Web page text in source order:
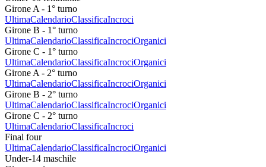
Girone A - 1° turno
UltimaCalendarioClassificaIncroci
Girone B - 1° turno
UltimaCalendarioClassificaIncrociOrganici
Girone C - 1° turno
UltimaCalendarioClassificaIncrociOrganici
Girone A - 2° turno
UltimaCalendarioClassificaIncrociOrganici
Girone B - 2° turno
UltimaCalendarioClassificaIncrociOrganici
Girone C - 2° turno
UltimaCalendarioClassificaIncroci
Final four
UltimaCalendarioClassificaIncrociOrganici
Under-14 maschile